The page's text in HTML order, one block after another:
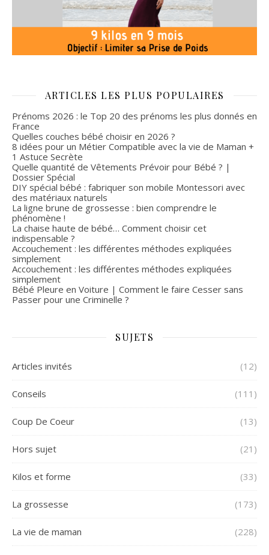
ARTICLES LES PLUS POPULAIRES
Prénoms 2026 : le Top 20 des prénoms les plus donnés en
France
Quelles couches bébé choisir en 2026 ?
8 idées pour un Métier Compatible avec la vie de Maman +
1 Astuce Secrète
Quelle quantité de Vêtements Prévoir pour Bébé ? |
Dossier Spécial
DIY spécial bébé : fabriquer son mobile Montessori avec
des matériaux naturels
La ligne brune de grossesse : bien comprendre le
phénomène !
La chaise haute de bébé… Comment choisir cet
indispensable ?
Accouchement : les différentes méthodes expliquées
simplement
Accouchement : les différentes méthodes expliquées
simplement
Bébé Pleure en Voiture | Comment le faire Cesser sans
Passer pour une Criminelle ?
SUJETS
Articles invités (12)
Conseils (111)
Coup De Coeur (13)
Hors sujet (21)
Kilos et forme (33)
La grossesse (173)
La vie de maman (228)